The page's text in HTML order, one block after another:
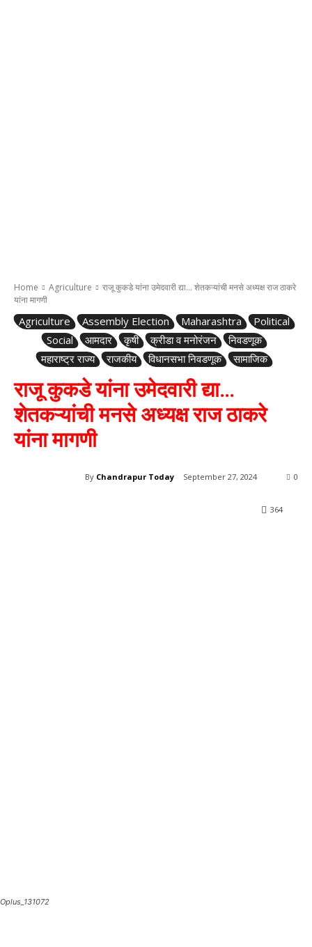
Home Agriculture
राजू कुकडे यांना उमेदवारी द्या... शेतकऱ्यांची मनसे अध्यक्ष राज ठाकरे
यांना मागणी
Agriculture Assembly Election Maharashtra
Political
Social
आमदार कृषी क्रीडा व मनोरंजन
निवडणूक
महाराष्ट्र राज्य
राजकीय विधानसभा निवडणूक सामाजिक
राजू कुकडे यांना उमेदवारी द्या…
शेतकऱ्यांची मनसे अध्यक्ष राज ठाकरे
यांना मागणी
By Chandrapur Today September 27, 2024 0
364
Oplus_131072